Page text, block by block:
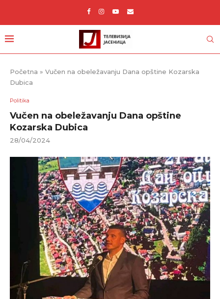
Početna » Vučen na obeležavanju Dana opštine Kozarska
Dubica
Politika
Vučen na obeležavanju Dana opštine
Kozarska Dubica
28/04/2024